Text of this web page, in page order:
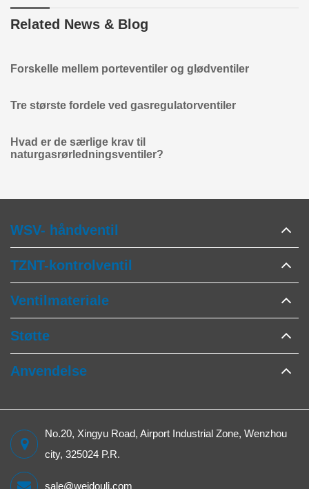
Related News & Blog
Forskelle mellem porteventiler og glødventiler
Tre største fordele ved gasregulatorventiler
Hvad er de særlige krav til
naturgasrørledningsventiler?
WSV- håndventil
TZNT-kontrolventil
Ventilmateriale
Støtte
Anvendelse
No.20, Xingyu Road, Airport Industrial Zone, Wenzhou
city, 325024 P.R.
sale@weidouli.com